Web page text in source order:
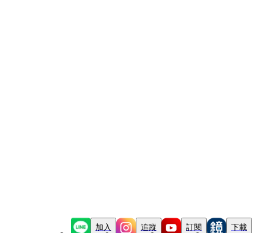
加入 追蹤 訂閱 下載